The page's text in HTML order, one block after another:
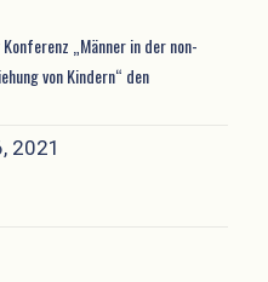
„Männer in der non-
von Kindern“ den
2021